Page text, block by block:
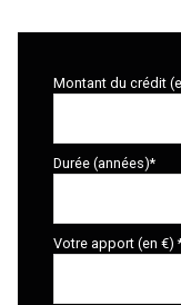
Montant du crédit
Durée (années)*
Votre apport (en €)